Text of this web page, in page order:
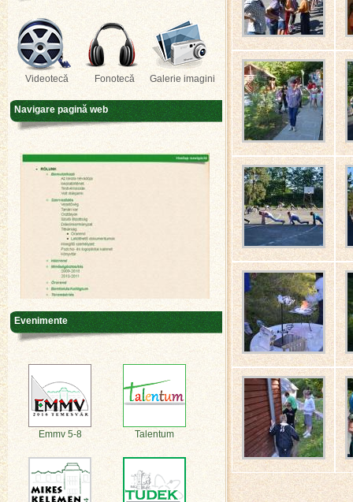
Videotecă Fonotecă Galerie imagini
Navigare pagină web
Evenimente
Emmv 5-8 Talentum